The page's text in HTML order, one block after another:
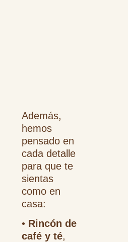
Además,
hemos
pensado en
cada detalle
para que te
sientas
como en
casa:
• Rincón de
café y té,